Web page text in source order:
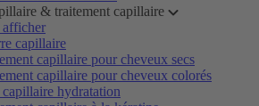
& traitement capillaire
capillaire
capillaire pour cheveux secs
capillaire pour cheveux colorés
capillaire hydratation